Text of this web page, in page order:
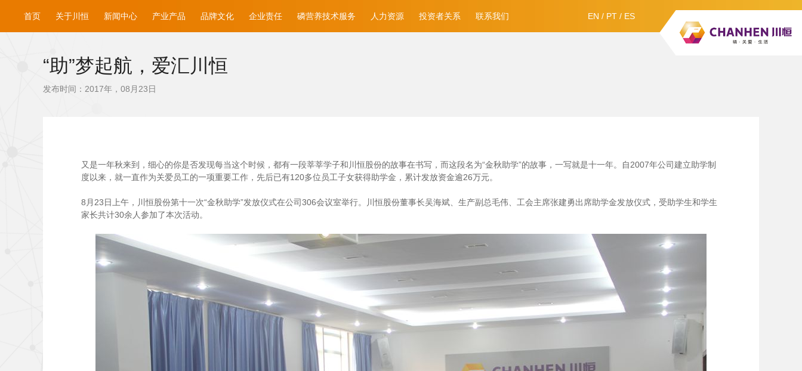
EN / PT / ES
首页 关于川恒 新闻中心 产业产品 品牌文化 企业责任 磷营养技术服务 人力资源 投资者关系 联系我们
“助”梦起航，爱汇川恒
发布时间：2017年，08月23日
又是一年秋来到，细心的你是否发现每当这个时候，都有一段莘莘学子和川恒股份的故事在书写，而这段名为“金秋助学”的故事，一写就是十一年。自2007年公司建立助学制
度以来，就一直作为关爱员工的一项重要工作，先后已有120多位员工子女获得助学金，累计发放资金逾26万元。
8 月23日上午，川恒股份第十一次“金秋助学”发放仪式在公司306会议室举行。川恒股份董事长吴海斌、生产副总毛伟、工会主席张建勇出席助学金发放仪式，受助学生和学生
家长共计30余人参加了本次活动。